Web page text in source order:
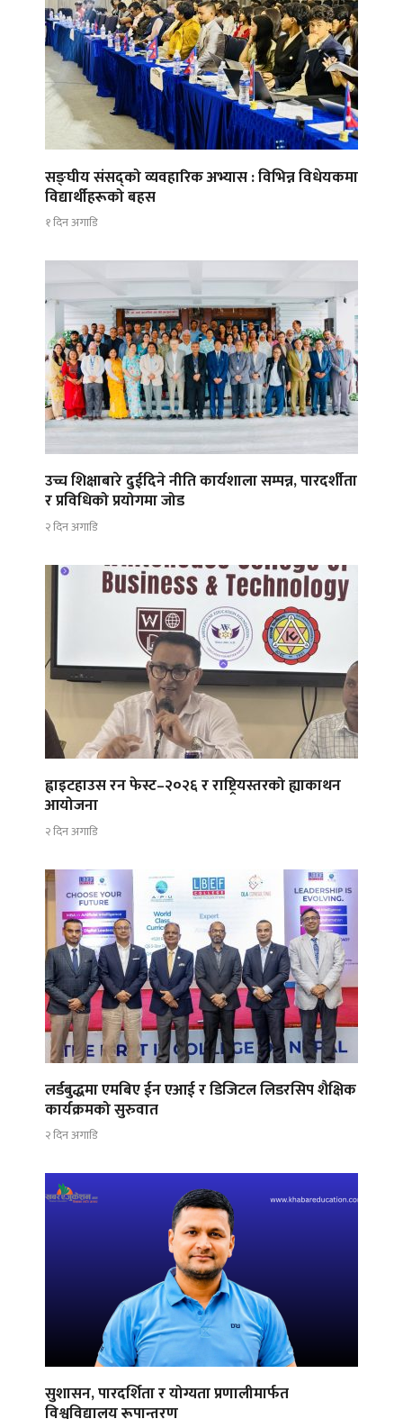
सङ्घीय संसद्को व्यवहारिक अभ्यास : विभिन्न विधेयकमा
विद्यार्थीहरूको बहस
१ दिन अगाडि
उच्च शिक्षाबारे दुईदिने नीति कार्यशाला सम्पन्न, पारदर्शीता
र प्रविधिको प्रयोगमा जोड
२ दिन अगाडि
ह्वाइटहाउस रन फेस्ट–२०२६ र राष्ट्रियस्तरको ह्याकाथन
आयोजना
२ दिन अगाडि
लर्डबुद्धमा एमबिए ईन एआई र डिजिटल लिडरसिप शैक्षिक
कार्यक्रमको सुरुवात
२ दिन अगाडि
सुशासन, पारदर्शिता र योग्यता प्रणालीमार्फत
विश्वविद्यालय रूपान्तरण